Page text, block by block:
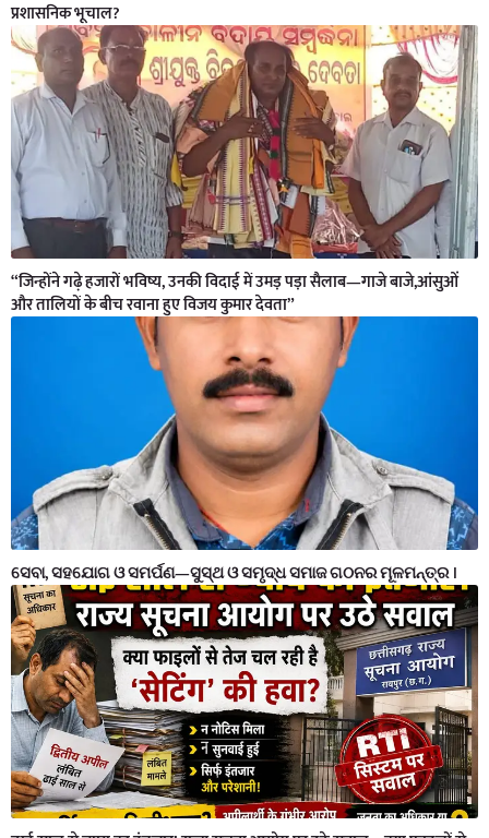
प्रशासनिक भूचाल?
“जिन्होंने गढ़े हजारों भविष्य, उनकी विदाई में उमड़ पड़ा सैलाब—गाजे बाजे,आंसुओं
और तालियों के बीच रवाना हुए विजय कुमार देवता”
ସେବା, ସହଯୋଗ ଓ ସମର୍ପଣ—ସୁସ୍ଥ ଓ ସମୃଦ୍ଧ ସମାଜ ଗଠନର ମୂଳମନ୍ତ୍ର ।